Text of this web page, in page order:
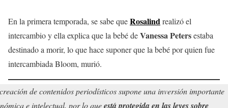
En la primera temporada, se sabe queRosalindrealizó el
intercambio y ella explica que la bebé deVanessaPetersestaba
destinado a morir, lo que hace suponer que la bebé por quien fue
intercambiada Bloom, murió.
de contenidos periodísticos supone una inversión importante
e intelectual, por lo queestá protegida en las leyes sobre